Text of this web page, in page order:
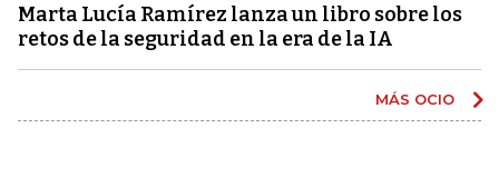
Marta Lucía Ramírez lanza un libro sobre los
retos de la seguridad en la era de la IA
MÁS OCIO